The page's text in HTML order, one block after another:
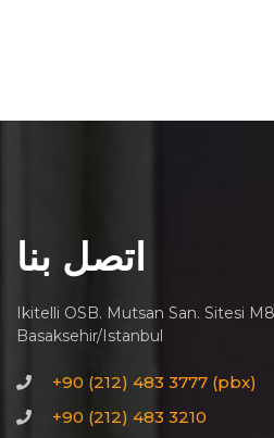
اتصل بنا
Ikitelli OSB. Mutsan San. Sitesi
Basaksehir/Istanbul
+90 (212) 483 3777 (pbx)
+90 (212) 483 3210